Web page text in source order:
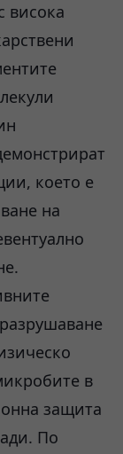
висока
което е
на
в
защита
По